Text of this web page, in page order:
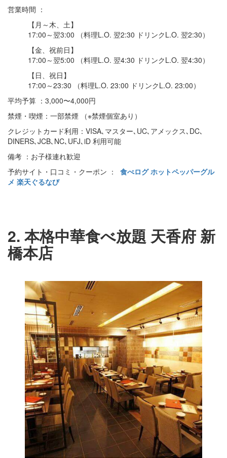
営業時間 ：
【月～木、土】
17:00～翌3:00 （料理L.O. 翌2:30 ドリンクL.O. 翌2:30）
【金、祝前日】
17:00～翌5:00 （料理L.O. 翌4:30 ドリンクL.O. 翌4:30）
【日、祝日】
17:00～23:30 （料理L.O. 23:00 ドリンクL.O. 23:00）
平均予算 ：3,000〜4,000円
禁煙・喫煙：一部禁煙 （※禁煙個室あり）
クレジットカード利用：VISA､マスター､UC､アメックス､DC､
DINERS､JCB､NC､UFJ､iD 利用可能
備考 ：お子様連れ歓迎
予約サイト・口コミ・クーポン ： 食べログホットペッパーグル
メ 楽天ぐるなび
2. 本格中華食べ放題 天香府 新
橋本店